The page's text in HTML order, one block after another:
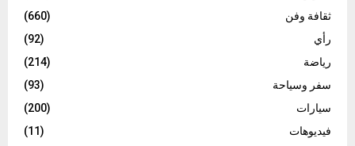
ثقافة وفن
(660)
رأي
(92)
رياضة
(214)
سفر وسياحة
(93)
سيارات
(200)
فيديوهات
(11)